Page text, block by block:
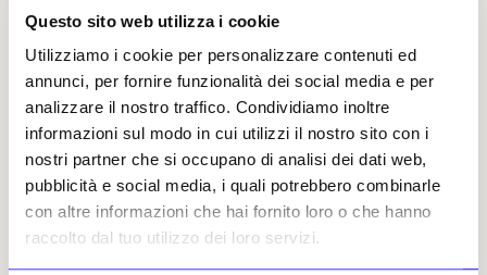
Questo sito web utilizza i cookie
Utilizziamo i cookie per personalizzare contenuti ed
annunci, per fornire funzionalità dei social media e per
analizzare il nostro traffico. Condividiamo inoltre
informazioni sul modo in cui utilizzi il nostro sito con i
nostri partner che si occupano di analisi dei dati web,
pubblicità e social media, i quali potrebbero combinarle
con altre informazioni che hai fornito loro o che hanno
raccolto dal tuo utilizzo dei loro servizi.
NEWS TORINO ART WEEK 2024
Diario da Artissima 2024 | Giorno uno
Reportage in aggiornamento dagli stand dell’Oval Lingotto per
con 189 gallerie da 34 Paesi e 4 continenti, oltre mille artisti, 66